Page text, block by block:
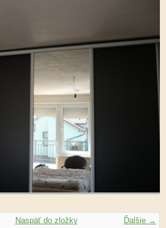
Ďalšie →
Naspäť do zložky